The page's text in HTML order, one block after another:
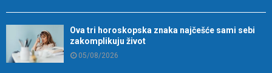
Ova tri horoskopska znaka najčešće sami sebi
zakomplikuju život
05/08/2026